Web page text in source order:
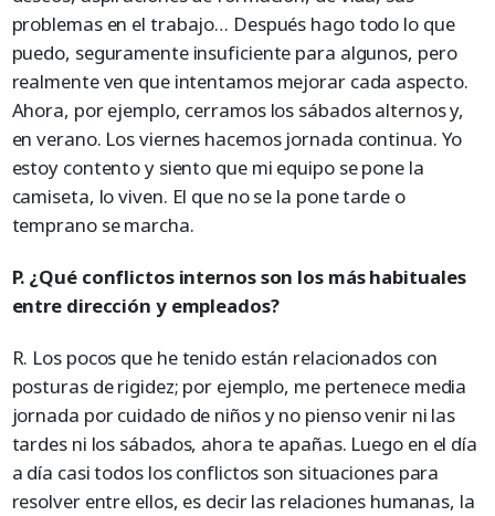
problemas en el trabajo… Después hago todo lo que
puedo, seguramente insuficiente para algunos, pero
realmente ven que intentamos mejorar cada aspecto.
Ahora, por ejemplo, cerramos los sábados alternos y,
en verano. Los viernes hacemos jornada continua. Yo
estoy contento y siento que mi equipo se pone la
camiseta, lo viven. El que no se la pone tarde o
temprano se marcha.
P. ¿Qué conflictos internos son los más habituales
entre dirección y empleados?
R. Los pocos que he tenido están relacionados con
posturas de rigidez; por ejemplo, me pertenece media
jornada por cuidado de niños y no pienso venir ni las
tardes ni los sábados, ahora te apañas. Luego en el día
a día casi todos los conflictos son situaciones para
resolver entre ellos, es decir las relaciones humanas, la